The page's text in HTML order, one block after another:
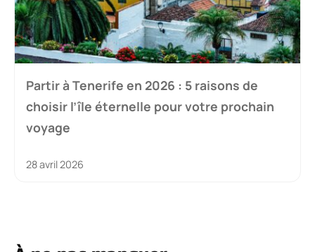
Partir à Tenerife en 2026 : 5 raisons de
choisir l’île éternelle pour votre prochain
voyage
28 avril 2026